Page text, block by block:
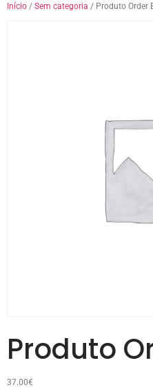
Início / Sem categoria / Produto Order
Produto
37.00€